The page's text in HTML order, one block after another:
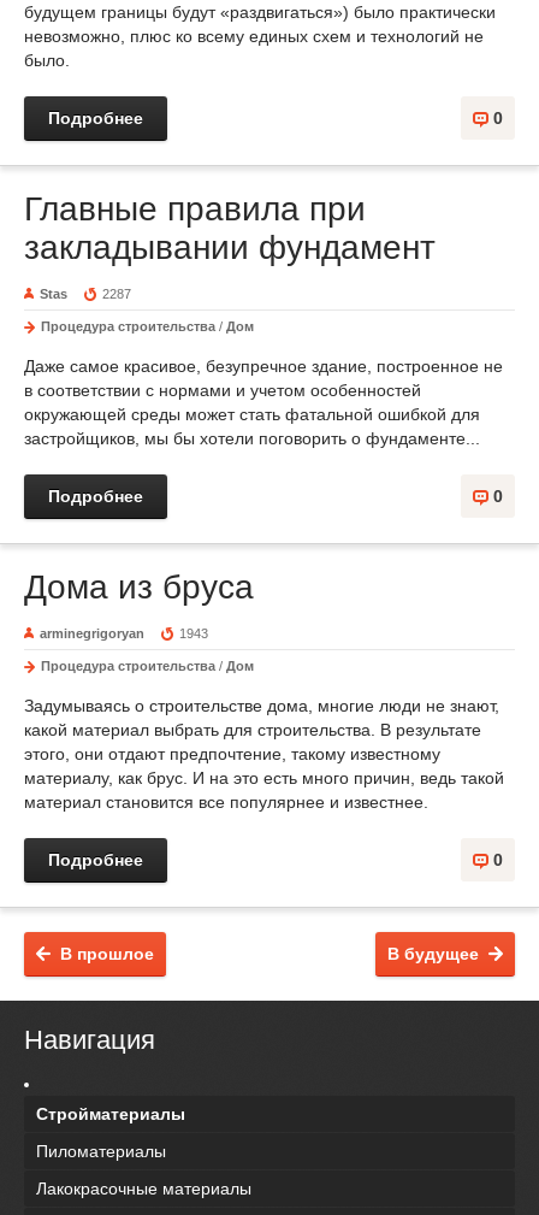
будущем границы будут «раздвигаться») было практически
невозможно, плюс ко всему единых схем и технологий не
было.
0
Подробнее
Главные правила при
закладывании фундамент
Stas 2287
Процедура строительства / Дом
Даже самое красивое, безупречное здание, построенное не
в соответствии с нормами и учетом особенностей
окружающей среды может стать фатальной ошибкой для
застройщиков, мы бы хотели поговорить о фундаменте...
0
Подробнее
Дома из бруса
arminegrigoryan 1943
Процедура строительства / Дом
Задумываясь о строительстве дома, многие люди не знают,
какой материал выбрать для строительства. В результате
этого, они отдают предпочтение, такому известному
материалу, как брус. И на это есть много причин, ведь такой
материал становится все популярнее и известнее.
0
Подробнее
В будущее
В прошлое
Навигация
Стройматериалы
Пиломатериалы
Лакокрасочные материалы